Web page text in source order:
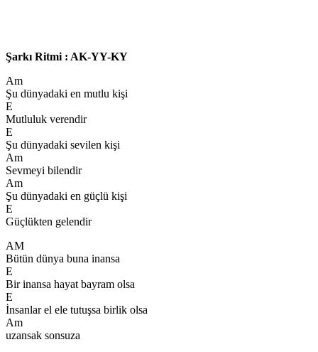
Şarkı Ritmi : AK-YY-KY
Am
Şu dünyadaki en mutlu kişi
E
Mutluluk verendir
E
Şu dünyadaki sevilen kişi
Am
Sevmeyi bilendir
Am
Şu dünyadaki en güçlü kişi
E
Güçlükten gelendir
AM
Bütün dünya buna inansa
E
Bir inansa hayat bayram olsa
E
İnsanlar el ele tutuşsa birlik olsa
Am
uzansak sonsuza